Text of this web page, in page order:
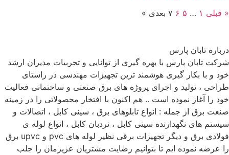
« قبلی ۱ … ۵ ۶ ۷ بعدی »
درباره تابان پارس
شرکت تابان پارس با بهره گیری از توانایی و تجربیات مدیران ارشد
خود و با بکار گیری هوشمند ترین تجهیزات مهندسی در راستای
طراحی ، تولید و اجرای پروژه های برق صنعتی و ساختمانی فعالیت
خود را آغاز نموده است .. هم اکنون با افتخار محصولاتی را در زمینه
صنعت برق از جمله : انواع تابلوهای برق ، سینی کابل ، اتصالات و
سیستم های نگهدارنده سینی کابل ، نردبان کابل ، انواع لوله ی
فولادی برق و دیگر تجهیزات برقی نظیر لوله های pvc و upvc برق
را عرضه نموده ایم تا بتوانیم رضایت مشتریان عزیزمان را جلب